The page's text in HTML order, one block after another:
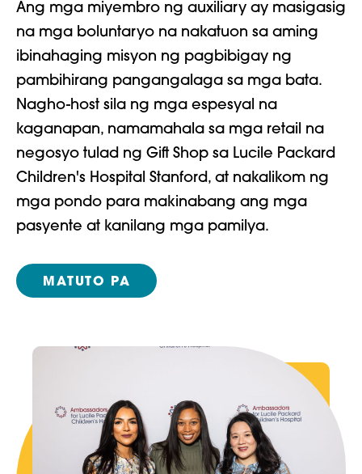
Ang mga miyembro ng auxiliary ay masigasig
na mga boluntaryo na nakatuon sa aming
ibinahaging misyon ng pagbibigay ng
pambihirang pangangalaga sa mga bata.
Nagho-host sila ng mga espesyal na
kaganapan, namamahala sa mga retail na
negosyo tulad ng Gift Shop sa Lucile Packard
Children's Hospital Stanford, at nakalikom ng
mga pondo para makinabang ang mga
pasyente at kanilang mga pamilya.
MATUTO PA